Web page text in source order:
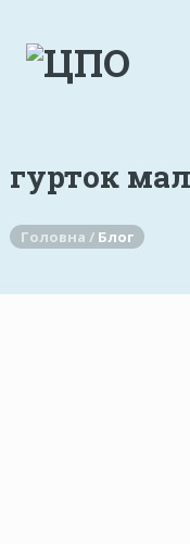
гурток
Головна / Блог